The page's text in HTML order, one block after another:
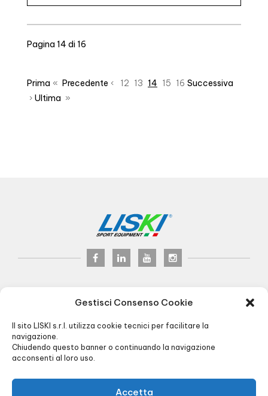
Gestisci Consenso Cookie
Il sito LISKI s.r.l. utilizza cookie tecnici per facilitare la
navigazione.
Chiudendo questo banner o continuando la navigazione
acconsenti al loro uso.
Accetta
Pagina 14 di 16
Prima « Precedente ‹ 12 13 14 15 16 Successiva
› Ultima »
© 2024LISKI s.r.l.
Via Veneto, 8 - 24041 Brembate (BG) Italy
+39 035 4826195 INFO@LISKI.IT